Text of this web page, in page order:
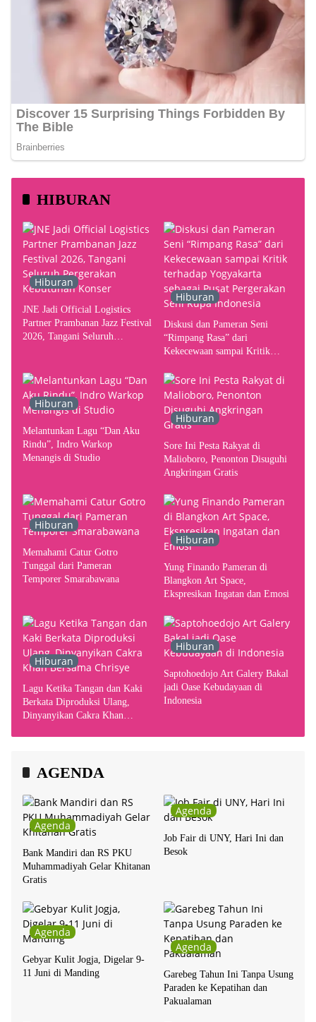
HIBURAN
Hiburan
JNE Jadi Official Logistics
Partner Prambanan Jazz Festival
2026, Tangani Seluruh
Hiburan
Diskusi dan Pameran Seni
“Rimpang Rasa” dari
Kekecewaan sampai Kritik
Pusat Pergerakan Seni Rupa
Indonesia
Hiburan
Melantunkan Lagu “Dan Aku
Rindu”, Indro Warkop
Menangis di Studio
Hiburan
Sore Ini Pesta Rakyat di
Malioboro, Penonton Disuguhi
Angkringan Gratis
Hiburan
Memahami Catur Gotro
Tunggal dari Pameran
Temporer Smarabawana
Hiburan
Yung Finando Pameran di
Blangkon Art Space,
Ekspresikan Ingatan dan Emosi
Hiburan
Lagu Ketika Tangan dan Kaki
Berkata Diproduksi Ulang,
Dinyanyikan Cakra Khan
Hiburan
Saptohoedojo Art Galery Bakal
jadi Oase Kebudayaan di
Indonesia
AGENDA
Agenda
Bank Mandiri dan RS PKU
Muhammadiyah Gelar Khitanan
Gratis
Agenda
Job Fair di UNY, Hari Ini dan
Besok
Agenda
Gebyar Kulit Jogja, Digelar 9-
11 Juni di Manding
Agenda
Garebeg Tahun Ini Tanpa Usung
Paraden ke Kepatihan dan
Pakualaman